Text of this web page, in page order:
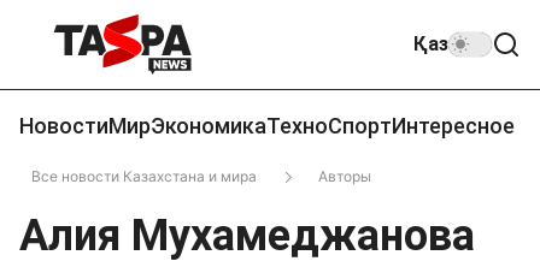
Қаз
НовостиМирЭкономикаТехноСпортИнтересное
Все новости Казахстана и мира Авторы
Алия Мухамеджанова